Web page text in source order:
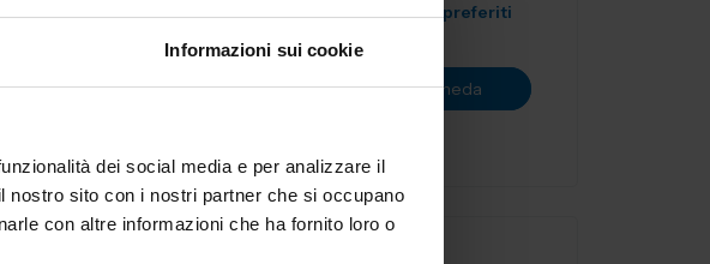
Informazioni sui cookie
dei social media e per analizzare il
sito con i nostri partner che si occupano
con altre informazioni che ha fornito loro o
nell'industria
preferiti
Vai alla scheda